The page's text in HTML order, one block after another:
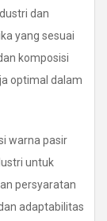
dan
yang sesuai
komposisi
optimal dalam
warna pasir
untuk
persyaratan
adaptabilitas